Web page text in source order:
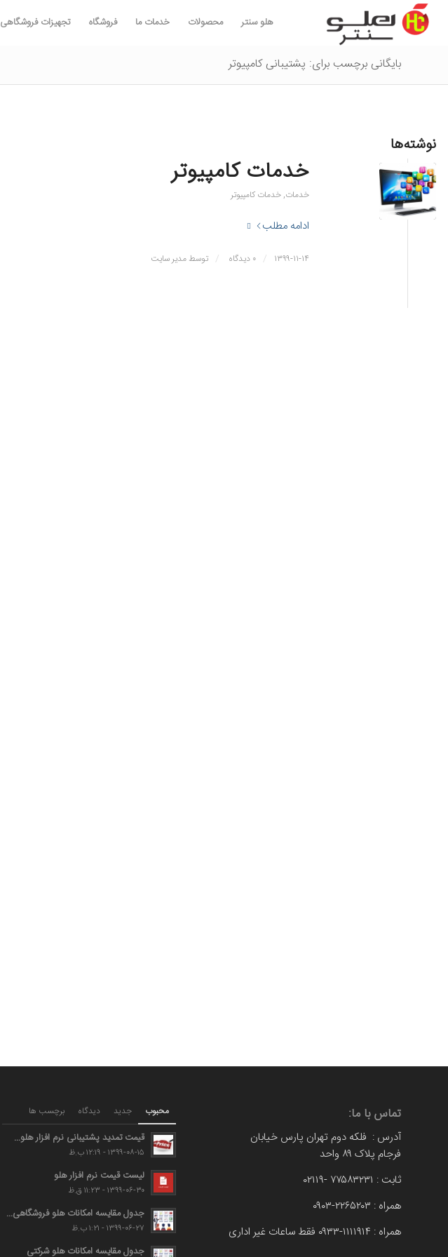
هلو سنتر محصولات خدمات ما فروشگاه تجهیزات فروشگاهی
بایگانی برچسب برای: پشتیبانی کامپیوتر
نوشته‌ها
خدمات کامپیوتر
خدمات,خدمات کامپیوتر
ادامه مطلب
۱۳۹۹-۱۱-۱۴ / ۰ دیدگاه / توسط مدیر سایت
تماس با ما:
آدرس : فلکه دوم تهران پارس خیابان
فرجام پلاک ۸۹ واحد
ثابت : ۷۷۵۸۳۲۳۱ -۰۲۱۱۹
همراه : ۲۲۶۵۲۰۳-۰۹۰۳
همراه : ۱۱۱۱۹۱۴-۰۹۳۳ فقط ساعات غیر اداری
محبوب جدید دیدگاه برچسب ها
قیمت تمدید پشتیبانی نرم افزار هلو...
۱۳۹۹-۰۸-۱۵ - ۱۲:۱۹ ب.ظ
لیست قیمت نرم افزار هلو
۱۳۹۹-۰۶-۳۰ - ۱۱:۲۳ ق.ظ
جدول مقایسه امکانات هلو فروشگاهی...
۱۳۹۹-۰۶-۲۷ - ۱:۲۱ ب.ظ
جدول مقایسه امکانات هلو شرکتی